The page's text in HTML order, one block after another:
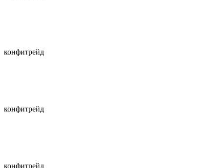
конфитрейд
конфитрейд
конфитрейд